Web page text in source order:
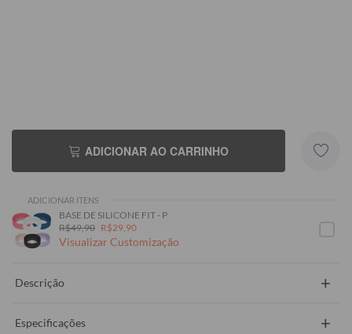
ADICIONAR AO CARRINHO
ADICIONAR ITENS
BASE DE SILICONE FIT - P
R$49,90 R$29,90
Visualizar Customização
Descrição +
Especificações +